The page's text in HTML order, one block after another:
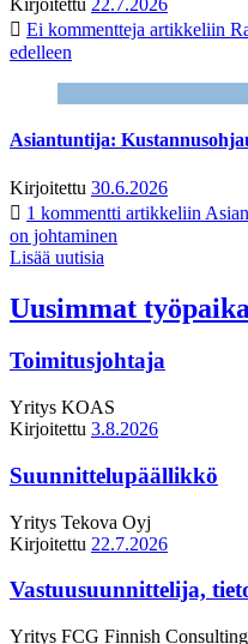
Kirjoitettu 22.7.2026
Ei kommentteja artikkeliin
edelleen
Asiantuntija:
Kirjoitettu 30.6.2026
1 kommentti artikkeliin
on johtaminen
Lisää uutisia
Uusimmat
Toimitusjohtaja
Yritys KOAS
Kirjoitettu 3.8.2026
Suunnittelupäällikkö
Yritys Tekova Oyj
Kirjoitettu 22.7.2026
Vastuusuunnittelija,
Yritys FCG Finnish